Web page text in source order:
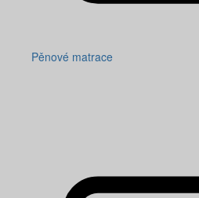
Pěnové matrace